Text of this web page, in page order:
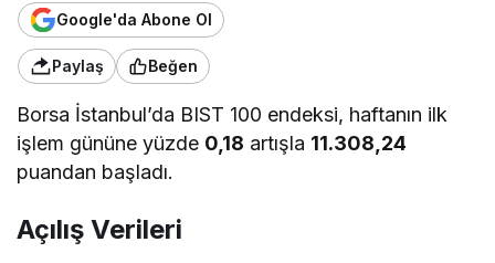
Google'da Abone Ol
Paylaş Beğen
Borsa İstanbul’da BIST 100 endeksi, haftanın ilk
işlem gününe yüzde 0,18 artışla 11.308,24
puandan başladı.
Açılış Verileri